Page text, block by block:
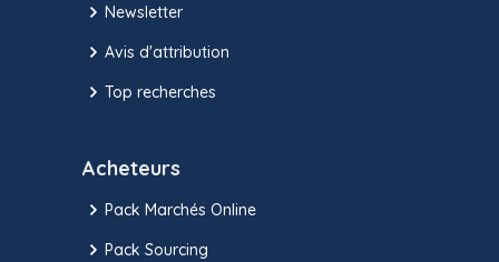
Newsletter
Avis d'attribution
Top recherches
Acheteurs
Pack Marchés Online
Pack Sourcing